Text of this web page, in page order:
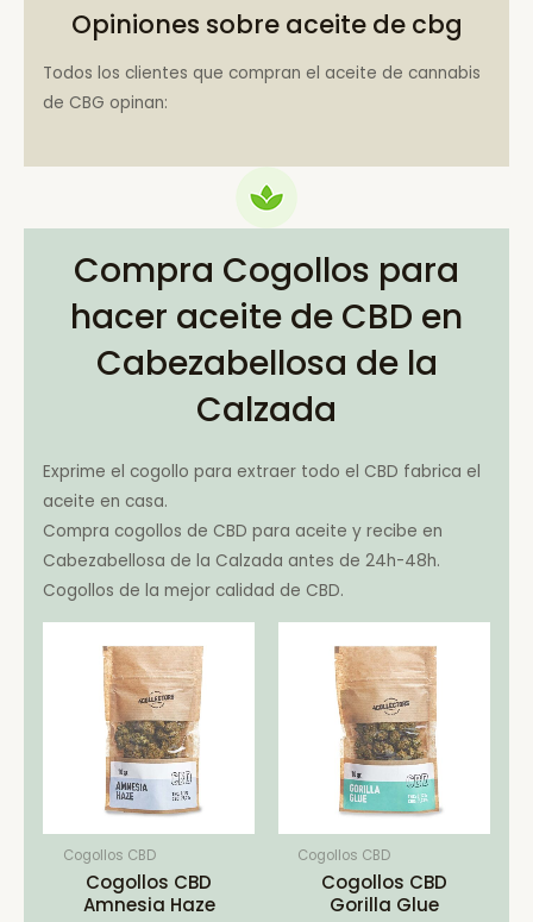
Opiniones sobre aceite de cbg
Todos los clientes que compran el aceite de cannabis
de CBG opinan:
Compra Cogollos para
hacer aceite de CBD en
Cabezabellosa de la
Calzada
Exprime el cogollo para extraer todo el CBD fabrica el
aceite en casa.
Compra cogollos de CBD para aceite y recibe en
Cabezabellosa de la Calzada antes de 24h-48h.
Cogollos de la mejor calidad de CBD.
Cogollos CBD
Cogollos CBD
Amnesia Haze
Cogollos CBD
Cogollos CBD
Gorilla Glue